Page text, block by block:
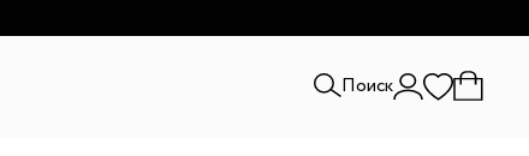
Поиск